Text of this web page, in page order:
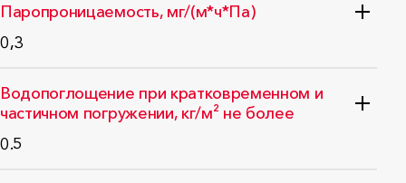
Паропроницаемость, мг/(м*ч*Па)
0,3
Водопоглощение при кратковременном и
частичном погружении, кг/м² не более
0.5